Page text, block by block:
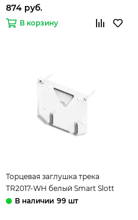
874 руб.
В корзину
Торцевая заглушка трека
TR2017-WH белый Smart Slott
Denkirs
99 шт